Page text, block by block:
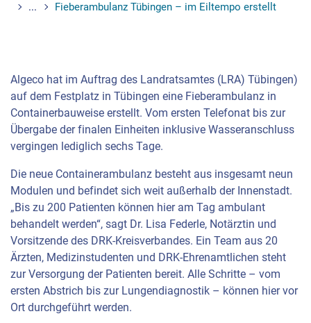
... Fieberambulanz Tübingen – im Eiltempo erstellt
Algeco hat im Auftrag des Landratsamtes (LRA) Tübingen)
auf dem Festplatz in Tübingen eine Fieberambulanz in
Containerbauweise erstellt. Vom ersten Telefonat bis zur
Übergabe der finalen Einheiten inklusive Wasseranschluss
vergingen lediglich sechs Tage.
Die neue Containerambulanz besteht aus insgesamt neun
Modulen und befindet sich weit außerhalb der Innenstadt.
„Bis zu 200 Patienten können hier am Tag ambulant
behandelt werden“, sagt Dr. Lisa Federle, Notärztin und
Vorsitzende des DRK-Kreisverbandes. Ein Team aus 20
Ärzten, Medizinstudenten und DRK-Ehrenamtlichen steht
zur Versorgung der Patienten bereit. Alle Schritte – vom
ersten Abstrich bis zur Lungendiagnostik – können hier vor
Ort durchgeführt werden.